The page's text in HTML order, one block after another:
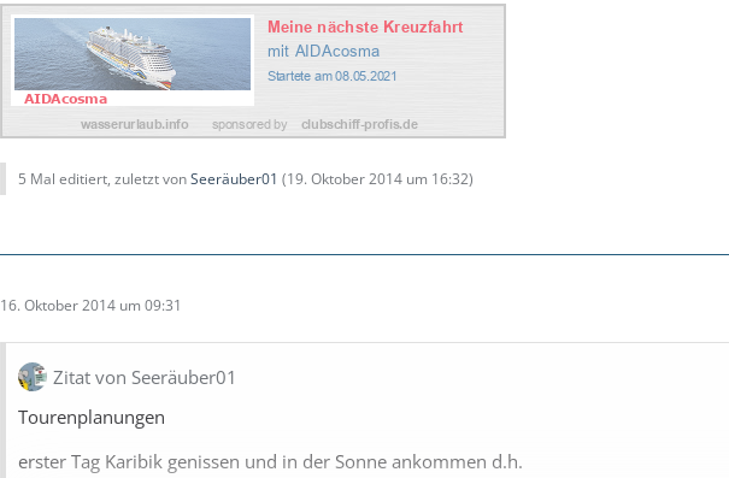
5 Mal editiert, zuletzt vonSeeräuber01 (19. Oktober 2014 um 16:32)
16. Oktober 2014 um 09:31
Zitat von Seeräuber01
Tourenplanungen
erster Tag Karibik genissen und in der Sonne ankommen d.h.